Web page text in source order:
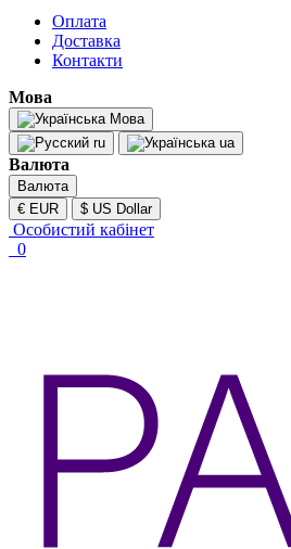
Оплата
Доставка
Контакти
Мова
Мова
ru
ua
Валюта
Валюта
€ EUR
$ US Dollar
Особистий кабінет
0